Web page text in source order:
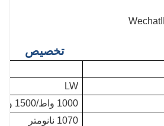
تخصيص
LW
1000 واط/1500 واط/2000 واط/3000 واط
1070 نانومتر